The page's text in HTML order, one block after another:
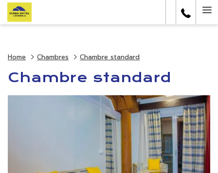
Home Chambres Chambre standard
Chambre standard